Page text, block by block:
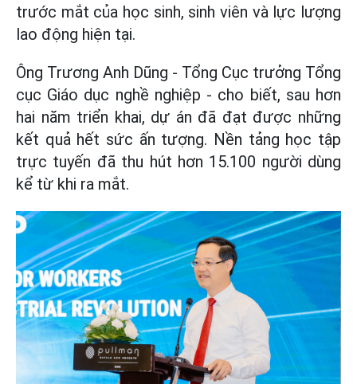
trước mắt của học sinh, sinh viên và lực lượng
lao động hiện tại.
Ông Trương Anh Dũng - Tổng Cục trưởng Tổng
cục Giáo dục nghề nghiệp - cho biết, sau hơn
hai năm triển khai, dự án đã đạt được những
kết quả hết sức ấn tượng. Nền tảng học tập
trực tuyến đã thu hút hơn 15.100 người dùng
kể từ khi ra mắt.